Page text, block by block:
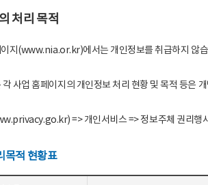
처리 목적
이지(www.nia.or.kr)에서는 개인정보를 취급하지 않
사업 홈페이지의 개인정보 처리 현황 및 목적 등은
=> 개인서비스 => 정보주체 권리행
목적 현황표